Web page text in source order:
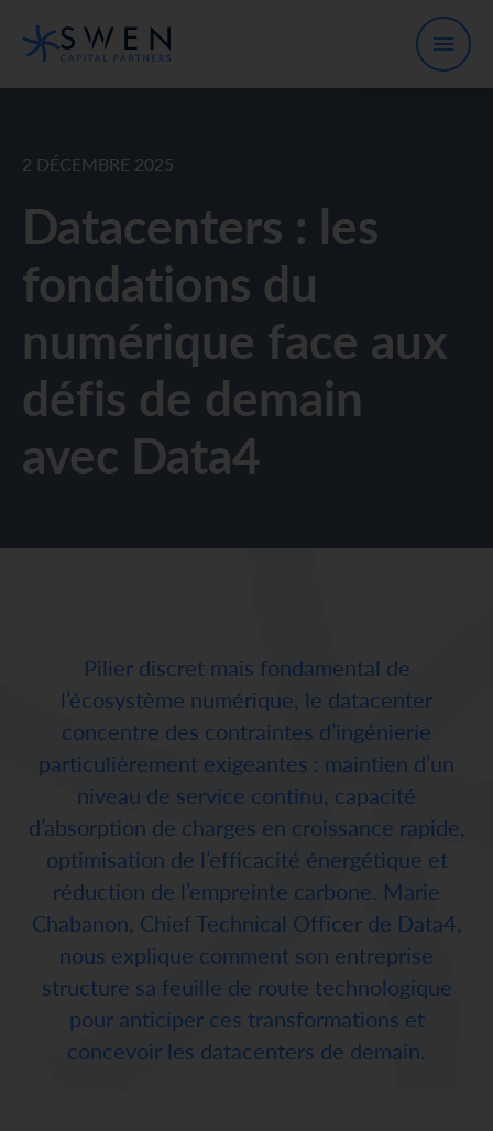
2 DÉCEMBRE 2025
Datacenters : les
fondations du
numérique face aux
défis de demain
avec Data4
Pilier discret mais fondamental de
l’écosystème numérique, le datacenter
concentre des contraintes d’ingénierie
particulièrement exigeantes : maintien d’un
niveau de service continu, capacité
d’absorption de charges en croissance rapide,
optimisation de l’efficacité énergétique et
réduction de l’empreinte carbone. Marie
Chabanon, Chief Technical Officer de Data4,
nous explique comment son entreprise
structure sa feuille de route technologique
pour anticiper ces transformations et
concevoir les datacenters de demain.